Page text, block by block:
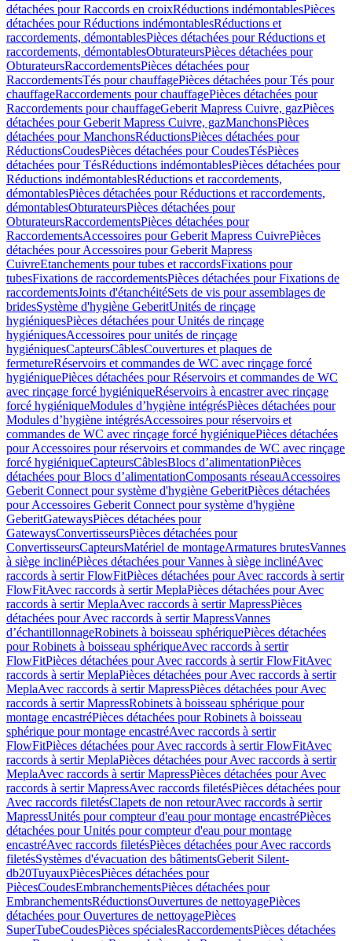
détachées pour Raccords en croixRéductions indémontablesPièces
détachées pour Réductions indémontablesRéductions et
raccordements, démontablesPièces détachées pour Réductions et
raccordements, démontablesObturateursPièces détachées pour
ObturateursRaccordementsPièces détachées pour
RaccordementsTés pour chauffagePièces détachées pour Tés pour
chauffageRaccordements pour chauffagePièces détachées pour
Raccordements pour chauffageGeberit Mapress Cuivre, gazPièces
détachées pour Geberit Mapress Cuivre, gazManchonsPièces
détachées pour ManchonsRéductionsPièces détachées pour
RéductionsCoudesPièces détachées pour CoudesTésPièces
détachées pour TésRéductions indémontablesPièces détachées pour
Réductions indémontablesRéductions et raccordements,
démontablesPièces détachées pour Réductions et raccordements,
démontablesObturateursPièces détachées pour
ObturateursRaccordementsPièces détachées pour
RaccordementsAccessoires pour Geberit Mapress CuivrePièces
détachées pour Accessoires pour Geberit Mapress
CuivreEtanchements pour tubes et raccordsFixations pour
tubesFixations de raccordementsPièces détachées pour Fixations de
raccordementsJoints d'étanchéitéSets de vis pour assemblages de
bridesSystème d'hygiène GeberitUnités de rinçage
hygiéniquesPièces détachées pour Unités de rinçage
hygiéniquesAccessoires pour unités de rinçage
hygiéniquesCapteursCâblesCouvertures et plaques de
fermetureRéservoirs et commandes de WC avec rinçage forcé
hygiéniquePièces détachées pour Réservoirs et commandes de WC
avec rinçage forcé hygiéniqueRéservoirs à encastrer avec rinçage
forcé hygiéniqueModules d’hygiène intégrésPièces détachées pour
Modules d’hygiène intégrésAccessoires pour réservoirs et
commandes de WC avec rinçage forcé hygiéniquePièces détachées
pour Accessoires pour réservoirs et commandes de WC avec rinçage
forcé hygiéniqueCapteursCâblesBlocs d’alimentationPièces
détachées pour Blocs d’alimentationComposants réseauAccessoires
Geberit Connect pour système d'hygiène GeberitPièces détachées
pour Accessoires Geberit Connect pour système d'hygiène
GeberitGatewaysPièces détachées pour
GatewaysConvertisseursPièces détachées pour
ConvertisseursCapteursMatériel de montageArmatures brutesVannes
à siège inclinéPièces détachées pour Vannes à siège inclinéAvec
raccords à sertir FlowFitPièces détachées pour Avec raccords à sertir
FlowFitAvec raccords à sertir MeplaPièces détachées pour Avec
raccords à sertir MeplaAvec raccords à sertir MapressPièces
détachées pour Avec raccords à sertir MapressVannes
d’échantillonnageRobinets à boisseau sphériquePièces détachées
pour Robinets à boisseau sphériqueAvec raccords à sertir
FlowFitPièces détachées pour Avec raccords à sertir FlowFitAvec
raccords à sertir MeplaPièces détachées pour Avec raccords à sertir
MeplaAvec raccords à sertir MapressPièces détachées pour Avec
raccords à sertir MapressRobinets à boisseau sphérique pour
montage encastréPièces détachées pour Robinets à boisseau
sphérique pour montage encastréAvec raccords à sertir
FlowFitPièces détachées pour Avec raccords à sertir FlowFitAvec
raccords à sertir MeplaPièces détachées pour Avec raccords à sertir
MeplaAvec raccords à sertir MapressPièces détachées pour Avec
raccords à sertir MapressAvec raccords filetésPièces détachées pour
Avec raccords filetésClapets de non retourAvec raccords à sertir
MapressUnités pour compteur d'eau pour montage encastréPièces
détachées pour Unités pour compteur d'eau pour montage
encastréAvec raccords filetésPièces détachées pour Avec raccords
filetésSystèmes d'évacuation des bâtimentsGeberit Silent-
db20TuyauxPiècesPièces détachées pour
PiècesCoudesEmbranchementsPièces détachées pour
EmbranchementsRéductionsOuvertures de nettoyagePièces
détachées pour Ouvertures de nettoyagePièces
SuperTubeCoudesPièces spécialesRaccordementsPièces détachées